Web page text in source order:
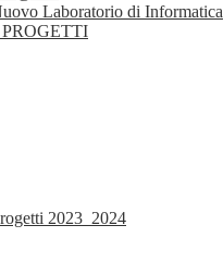
Laboratorio di Informatica
2023_2024